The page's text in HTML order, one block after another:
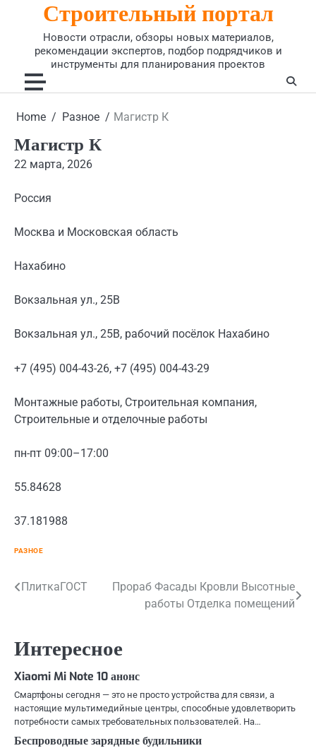
Строительный портал
Новости отрасли, обзоры новых материалов,
рекомендации экспертов, подбор подрядчиков и
инструменты для планирования проектов
Home Разное Магистр К
Магистр К
22 марта, 2026
Россия
Москва и Московская область
Нахабино
Вокзальная ул., 25В
Вокзальная ул., 25В, рабочий посёлок Нахабино
+7 (495) 004-43-26, +7 (495) 004-43-29
Монтажные работы, Строительная компания,
Строительные и отделочные работы
пн-пт 09:00–17:00
55.84628
37.181988
РАЗНОЕ
Навигация
записям
ПлиткаГОСТ
Прораб Фасады Кровли Высотные
работы Отделка помещений
Интересное
Xiaomi Mi Note 10 анонс
Смартфоны сегодня — это не просто устройства для связи, а
настоящие мультимедийные центры, способные удовлетворить
потребности самых требовательных пользователей. На…
Беспроводные зарядные будильники